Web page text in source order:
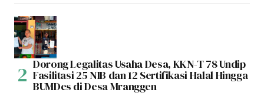
Dorong Legalitas Usaha Desa, KKN-T 78 Undip
Fasilitasi 25 NIB dan 12 Sertifikasi Halal Hingga
BUMDes di Desa Mranggen